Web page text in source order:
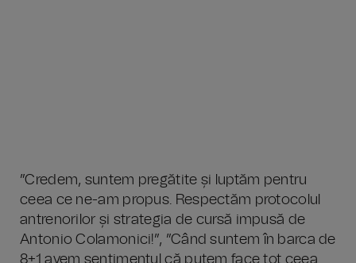
”Credem, suntem pregătite și luptăm pentru
ceea ce ne-am propus. Respectăm protocolul
antrenorilor și strategia de cursă impusă de
Antonio Colamonici!”, ”Când suntem în barca de
8+1 avem sentimentul că putem face tot ceea